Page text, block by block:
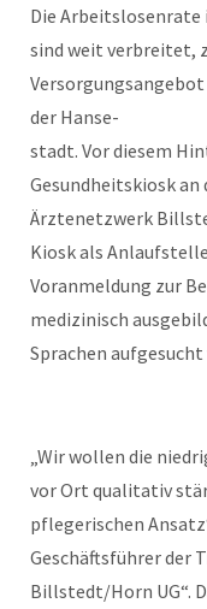
Die
sind weit verbreitet,
der Hanse-
stadt. Vor diesem
Gesundheitskiosk
Ärztenetzwerk
Kiosk als
Voranmeldung zur
medizinisch
Sprachen
„Wir wollen die
vor Ort qualitativ
pflegerischen
Geschäftsführer der
Billstedt/Horn UG“.